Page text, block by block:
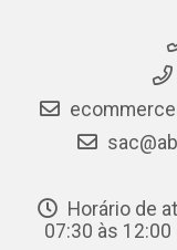
Horário de
07:30 às